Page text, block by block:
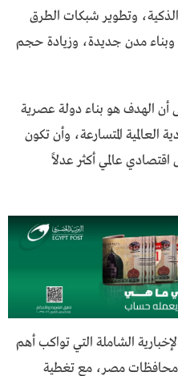
وتطوير شبكات الطرق
وبناء مدن جديدة، وزيادة حجم
أن الهدف هو بناء دولة عصرية
العالمية المتسارعة، وأن تكون
عالمي أكثر عدلاً
الشاملة التي تواكب أهم
مصر، مع تغطية